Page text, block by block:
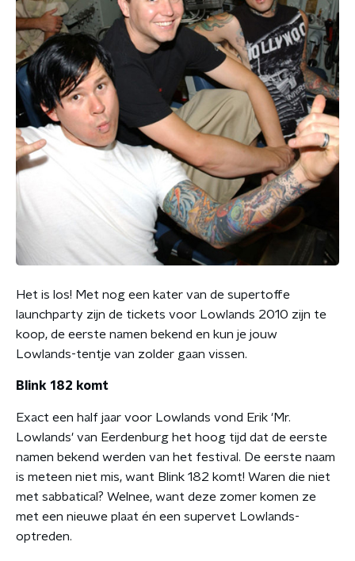
Het is los! Met nog een kater van de supertoffe
launchparty zijn de tickets voor Lowlands 2010 zijn te
koop, de eerste namen bekend en kun je jouw
Lowlands-tentje van zolder gaan vissen.
Blink 182 komt
Exact een half jaar voor Lowlands vond Erik 'Mr.
Lowlands' van Eerdenburg het hoog tijd dat de eerste
namen bekend werden van het festival. De eerste naam
is meteen niet mis, want Blink 182 komt! Waren die niet
met sabbatical? Welnee, want deze zomer komen ze
met een nieuwe plaat én een supervet Lowlands-
optreden.